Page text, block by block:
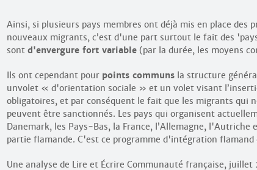
Ainsi, si plusieurs pays membres ont déjà mis en place
nouveaux migrants, c’est d'une part surtout le fait des
sont d'envergure fort variable (par la durée, les moyens
Ils ont cependant pour points communs la structure
unvolet « d'orientation sociale » et un volet visant
obligatoires, et par conséquent le fait que les migrants qui
peuvent être sanctionnés. Les pays qui organisent
Danemark, les Pays-Bas, la France, l’Allemagne,
partie flamande. C'est ce programme d'intégration
Une analyse de Lire et Écrire Communauté française, juillet